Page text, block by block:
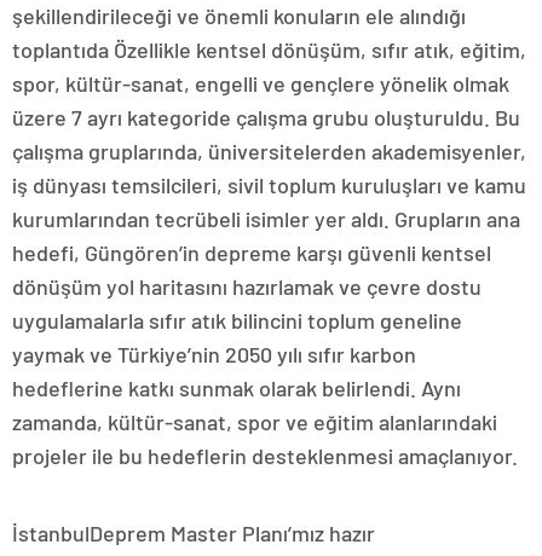
şekillendirileceği ve önemli konuların ele alındığı
toplantıda Özellikle kentsel dönüşüm, sıfır atık, eğitim,
spor, kültür-sanat, engelli ve gençlere yönelik olmak
üzere 7 ayrı kategoride çalışma grubu oluşturuldu. Bu
çalışma gruplarında, üniversitelerden akademisyenler,
iş dünyası temsilcileri, sivil toplum kuruluşları ve kamu
kurumlarından tecrübeli isimler yer aldı. Grupların ana
hedefi, Güngören’in depreme karşı güvenli kentsel
dönüşüm yol haritasını hazırlamak ve çevre dostu
uygulamalarla sıfır atık bilincini toplum geneline
yaymak ve Türkiye’nin 2050 yılı sıfır karbon
hedeflerine katkı sunmak olarak belirlendi. Aynı
zamanda, kültür-sanat, spor ve eğitim alanlarındaki
projeler ile bu hedeflerin desteklenmesi amaçlanıyor.
İstanbulDeprem Master Planı’mız hazır